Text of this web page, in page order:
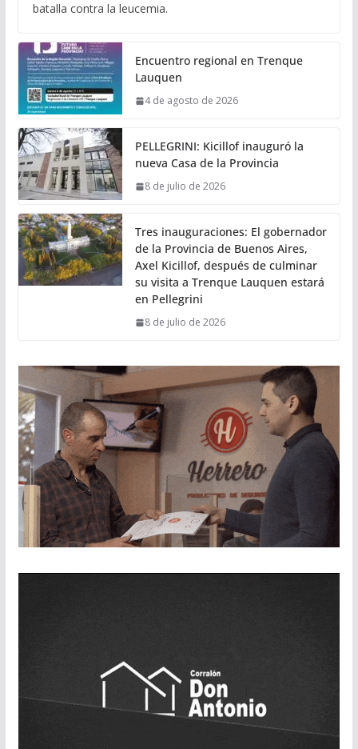
batalla contra la leucemia.
Encuentro regional en Trenque
Lauquen
4 de agosto de 2026
PELLEGRINI: Kicillof inauguró la
nueva Casa de la Provincia
8 de julio de 2026
Tres inauguraciones: El gobernador
de la Provincia de Buenos Aires,
Axel Kicillof, después de culminar
su visita a Trenque Lauquen estará
en Pellegrini
8 de julio de 2026